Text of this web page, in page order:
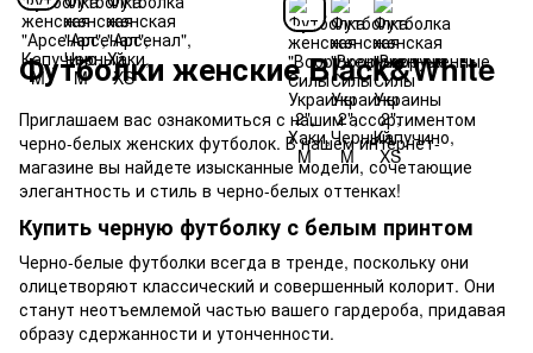
Футболки женские Black&White
Приглашаем вас ознакомиться с нашим ассортиментом
черно-белых женских футболок. В нашем интернет-
магазине вы найдете изысканные модели, сочетающие
элегантность и стиль в черно-белых оттенках!
Купить черную футболку с белым принтом
Черно-белые футболки всегда в тренде, поскольку они
олицетворяют классический и совершенный колорит. Они
станут неотъемлемой частью вашего гардероба, придавая
образу сдержанности и утонченности.